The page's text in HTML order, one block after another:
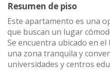
Resumen de piso
Este apartamento es una
que buscan un lugar
Se encuentra ubicado en
una zona tranquila y
universidades y centros